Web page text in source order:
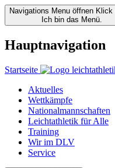
Navigations Menu öffnen Klick
Ich bin das Menü.
Hauptnavigation
Startseite
Aktuelles
Wettkämpfe
Nationalmannschaften
Leichtathletik für Alle
Training
Wir im DLV
Service